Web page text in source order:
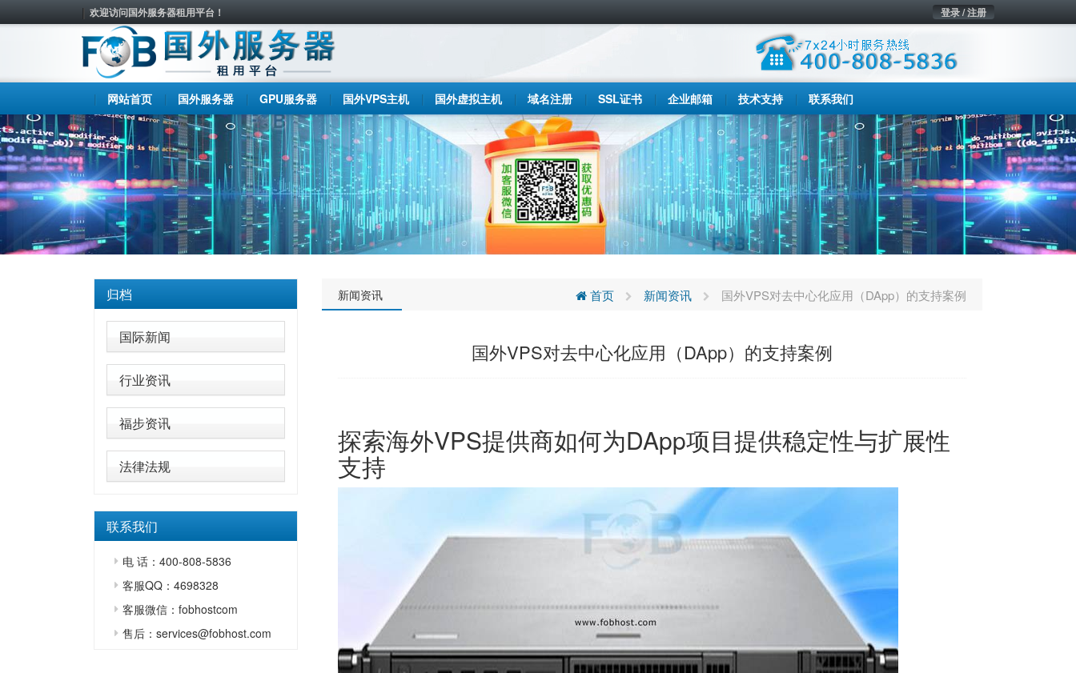
欢迎访问国外服务器租用平台！ 登录 / 注册
网站首页 国外服务器 GPU服务器 国外VPS主机 国外虚拟主机 域名注册 SSL证书 企业邮箱 技术支持 联系我们
归档
国际新闻
行业资讯
福步资讯
法律法规
联系我们
电 话：400-808-5836
客服QQ：4698328
客服微信：fobhostcom
售后：services@fobhost.com
新闻资讯 首页 新闻资讯 国外VPS对去中心化应用（DApp）的支持案例
国外VPS对去中心化应用（DApp）的支持案例
探索海外VPS提供商如何为DApp项目提供稳定性与扩展性
支持